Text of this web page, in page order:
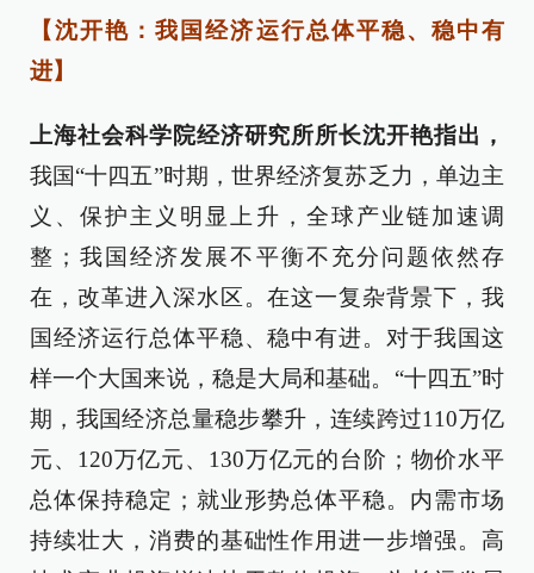
【沈开艳：我国经济运行总体平稳、稳中有
进】
上海社会科学院经济研究所所长沈开艳指出，
我国“十四五”时期，世界经济复苏乏力，单边主
义、保护主义明显上升，全球产业链加速调
整；我国经济发展不平衡不充分问题依然存
在，改革进入深水区。在这一复杂背景下，我
国经济运行总体平稳、稳中有进。对于我国这
样一个大国来说，稳是大局和基础。“十四五”时
期，我国经济总量稳步攀升，连续跨过110万亿
元、120万亿元、130万亿元的台阶；物价水平
总体保持稳定；就业形势总体平稳。内需市场
持续壮大，消费的基础性作用进一步增强。高